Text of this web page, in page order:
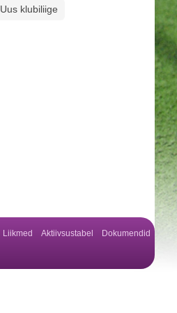
Uus klubiliige
Liikmed Aktiivsustabel
Dokumendid